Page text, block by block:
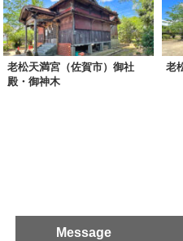
老松天満宮（佐賀市）御社
殿・御神木
老
Message